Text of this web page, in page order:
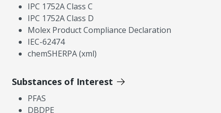
IPC 1752A Class C
IPC 1752A Class D
Molex Product Compliance Declaration
IEC-62474
chemSHERPA (xml)
Substances of Interest
PFAS
DBDPE